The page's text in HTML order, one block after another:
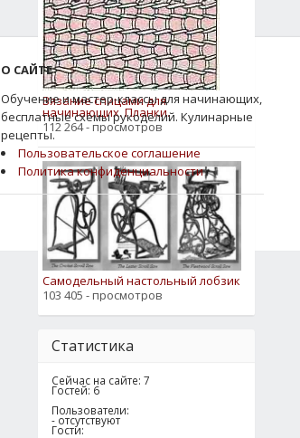
Вязание спицами для
начинающих. Планки.
112 264 - просмотров
Самодельный настольный лобзик
103 405 - просмотров
Статистика
Сейчас на сайте: 7
Гостей: 6
Пользователи:
- отсутствуют
Гости:
О САЙТЕ
Обучение и мастер-классы для начинающих,
бесплатные схемы рукоделий. Кулинарные
рецепты.
Пользовательское соглашение
Политика конфиденциальности